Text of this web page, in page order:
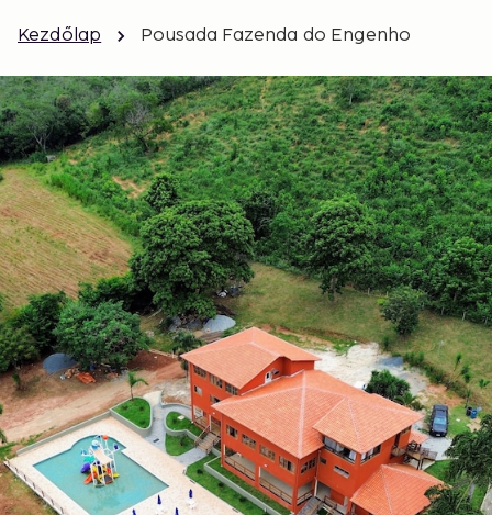
Kezdőlap Pousada Fazenda do Engenho